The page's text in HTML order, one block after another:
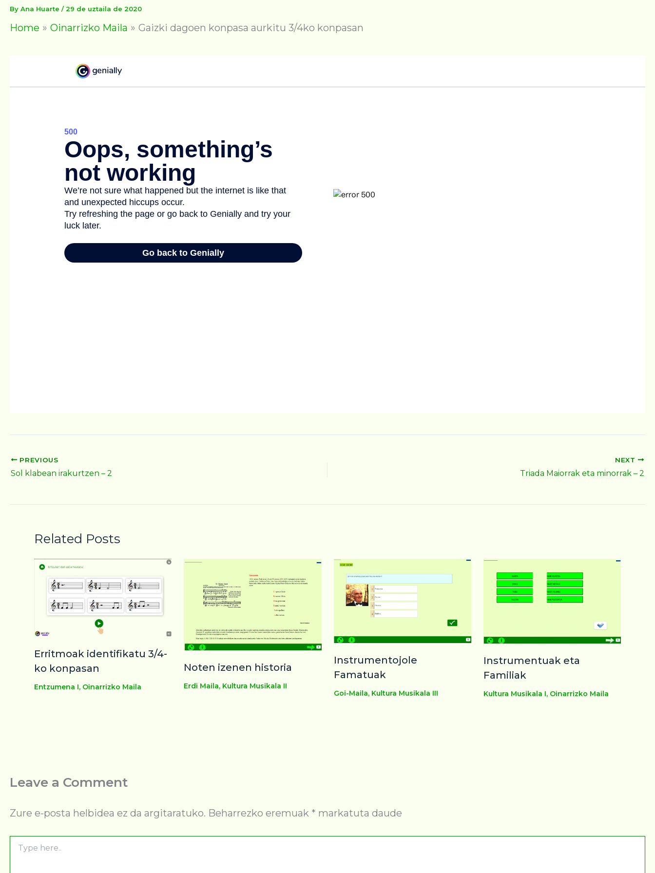
By Ana Huarte /29 de uztaila de 2020
Home Oinarrizko Maila Gaizki dagoen konpasa aurkitu 3/4ko konpasan
PREVIOUS
Sol klabean irakurtzen – 2
NEXT
Triada Maiorrak eta minorrak – 2
Related Posts
Erritmoak identifikatu 3/4-
ko konpasan
Entzumena I, Oinarrizko Maila
Noten izenen historia
Erdi Maila, Kultura Musikala II
Instrumentojole
Famatuak
Goi-Maila, Kultura Musikala III
Instrumentuak eta
Familiak
Kultura Musikala I, Oinarrizko Maila
Leave a Comment
Zure e-posta helbidea ez da argitaratuko. Beharrezko eremuak * markatuta daude
here..